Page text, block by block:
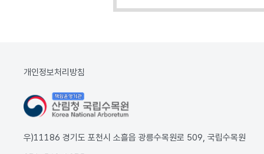
개인정보처리방침
우)11186 경기도 포천시 소흘읍 광릉수목원로 509, 국립수목원